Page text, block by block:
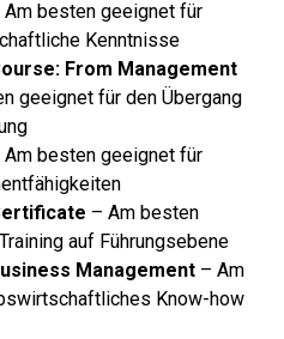
Am besten geeignet für
Kenntnisse
From Management
geeignet für den Übergang
Am besten geeignet für
– Am besten
auf Führungsebene
Management – Am
Know-how